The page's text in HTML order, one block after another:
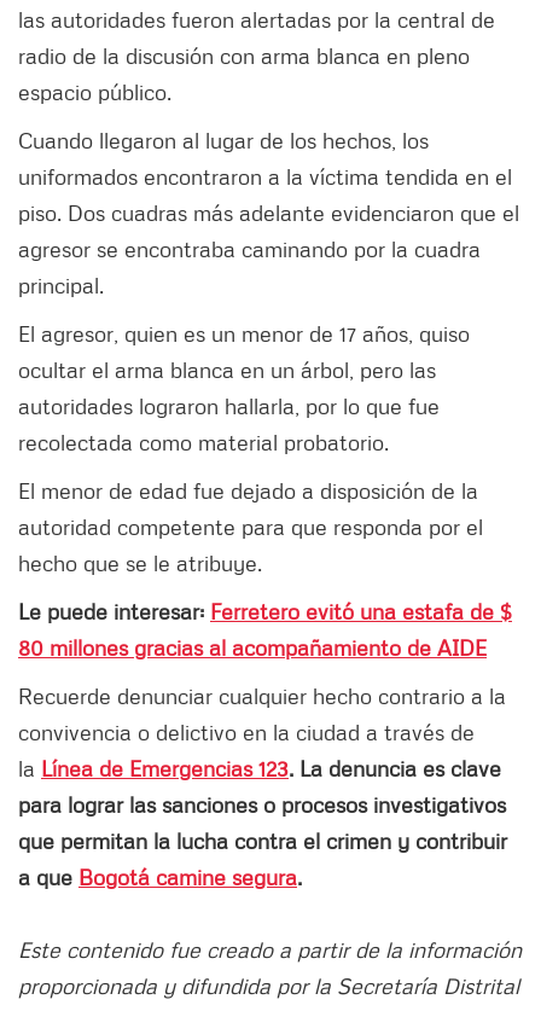
las autoridades fueron alertadas por la central de
radio de la discusión con arma blanca en pleno
espacio público.
Cuando llegaron al lugar de los hechos, los
uniformados encontraron a la víctima tendida en el
piso. Dos cuadras más adelante evidenciaron que el
agresor se encontraba caminando por la cuadra
principal.
El agresor, quien es un menor de 17 años, quiso
ocultar el arma blanca en un árbol, pero las
autoridades lograron hallarla, por lo que fue
recolectada como material probatorio.
El menor de edad fue dejado a disposición de la
autoridad competente para que responda por el
hecho que se le atribuye.
Le puede interesar: Ferretero evitó una estafa de $
80 millones gracias al acompañamiento de AIDE
Recuerde denunciar cualquier hecho contrario a la
convivencia o delictivo en la ciudad a través de
la Línea de Emergencias 123. La denuncia es clave
para lograr las sanciones o procesos investigativos
que permitan la lucha contra el crimen y contribuir
a que Bogotá camine segura.
Este contenido fue creado a partir de la información
proporcionada y difundida por la Secretaría Distrital